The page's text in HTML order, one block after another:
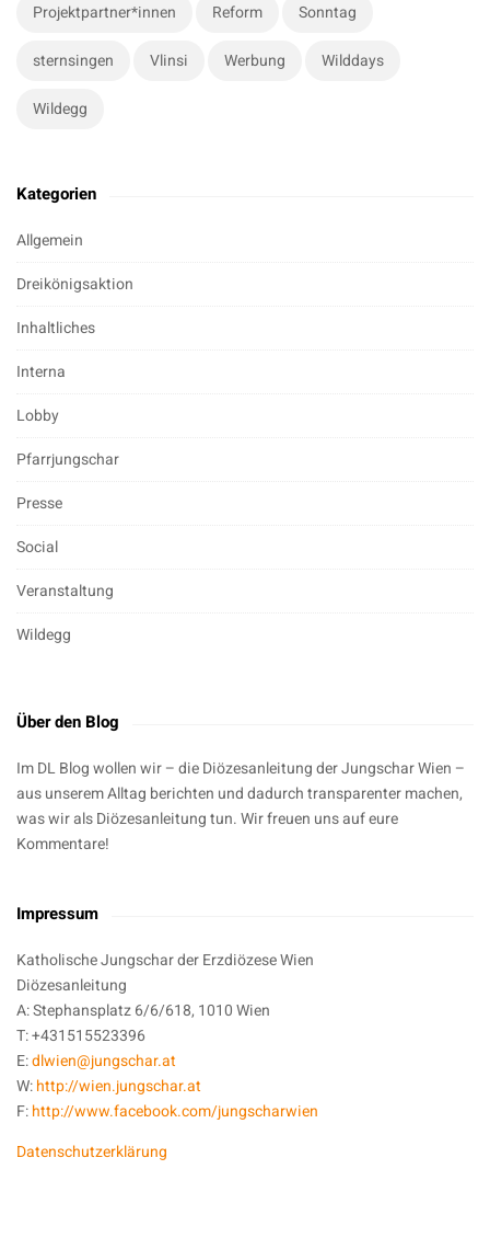
Projektpartner*innen Reform Sonntag
sternsingen Vlinsi Werbung Wilddays
Wildegg
Kategorien
Allgemein
Dreikönigsaktion
Inhaltliches
Interna
Lobby
Pfarrjungschar
Presse
Social
Veranstaltung
Wildegg
Über den Blog
Im DL Blog wollen wir – die Diözesanleitung der Jungschar Wien –
aus unserem Alltag berichten und dadurch transparenter machen,
was wir als Diözesanleitung tun. Wir freuen uns auf eure
Kommentare!
Impressum
Katholische Jungschar der Erzdiözese Wien
Diözesanleitung
A: Stephansplatz 6/6/618, 1010 Wien
T: +431515523396
E:dlwien@jungschar.at
W:http://wien.jungschar.at
F:http://www.facebook.com/jungscharwien
Datenschutzerklärung